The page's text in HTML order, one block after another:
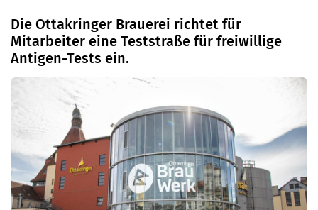
Die Ottakringer Brauerei richtet für
Mitarbeiter eine Teststraße für freiwillige
Antigen-Tests ein.